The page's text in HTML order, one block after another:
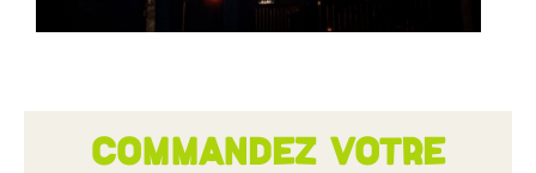
Commandez votre